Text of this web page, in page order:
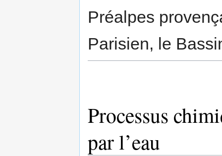
Préalpes
Parisien, le
Processus
par l’eau